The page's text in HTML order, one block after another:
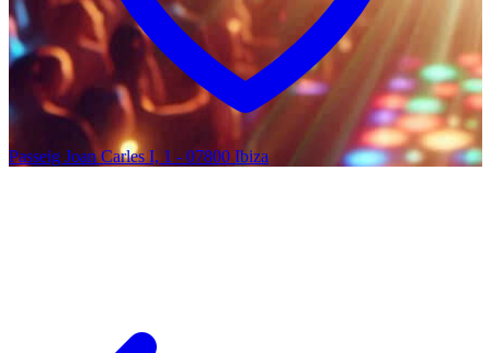
Passeig Joan Carles I, 1 - 07800 Ibiza